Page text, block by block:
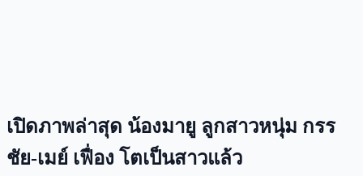
เปิดภาพล่าสุด น้องมายู ลูกสาวหนุ่ม กรร
ชัย-เมย์ เฟื่อง โตเป็นสาวแล้ว